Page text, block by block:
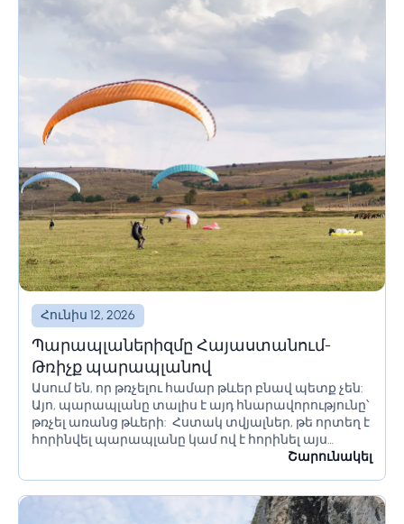
Հունիս 12, 2026
Պարապլաներիզմը Հայաստանում-
Թռիչք պարապլանով
Ասում են, որ թռչելու համար թևեր բնավ պետք չեն:
Այո, պարապլանը տալիս է այդ հնարավորությունը՝
թռչել առանց թևերի: Հստակ տվյալներ, թե որտեղ է
հորինվել պարապլանը կամ ով է հորինել այս
արկածային սպորտը, չկան։ Բայց ենթադրվում է,...
Շարունակել